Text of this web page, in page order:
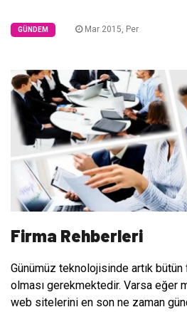
GÜNDEM Mar 2015, Per
Firma Rehberleri
Günümüz teknolojisinde artık
olması gerekmektedir. Varsa eğer
web sitelerini en son ne zaman